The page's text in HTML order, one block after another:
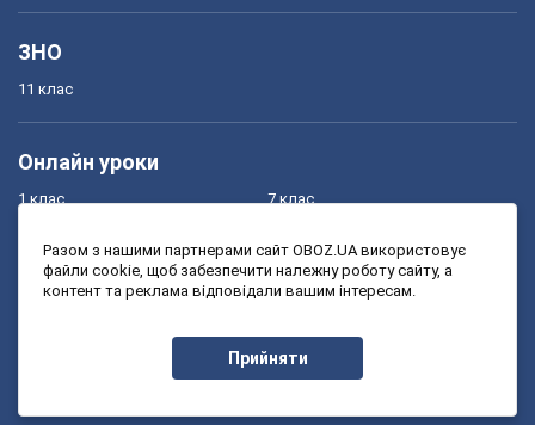
ЗНО
11 клас
Онлайн уроки
1 клас
3 клас
7 клас
9 клас
Разом з нашими партнерами сайт OBOZ.UA використовує
файли cookie, щоб забезпечити належну роботу сайту, а
контент та реклама відповідали вашим інтересам.
Прийняти